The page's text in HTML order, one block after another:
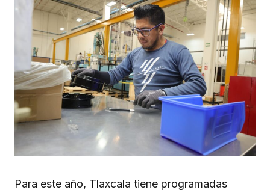
Para este año, Tlaxcala tiene programadas